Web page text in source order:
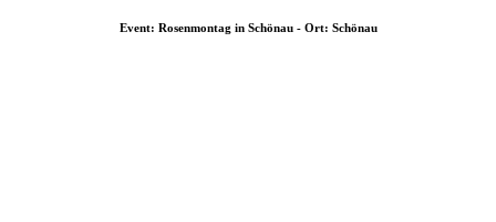
Event: Rosenmontag in Schönau - Ort: Schönau